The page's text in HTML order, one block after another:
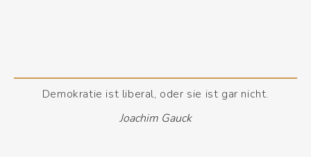
Demokratie ist liberal, oder sie ist gar nicht.
Joachim Gauck